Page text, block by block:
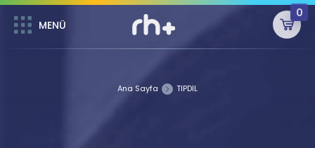
MENÜ
0
MENÜ
Ana Sayfa TIPDİL